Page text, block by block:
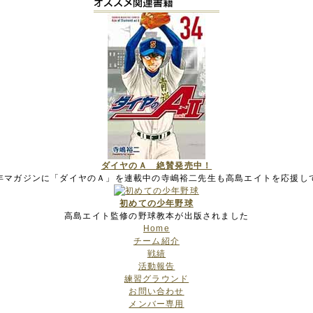
ダイヤのＡ 絶賛発売中！
マガジンに「ダイヤのＡ」を連載中の寺嶋裕二先生も高島エイトを応援し
初めての少年野球
高島エイト監修の野球教本が出版されました
Home
チーム紹介
戦績
活動報告
練習グラウンド
お問い合わせ
メンバー専用